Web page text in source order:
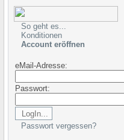
So geht es...
Konditionen
Account eröffnen
eMail-Adresse:
Passwort:
Passwort vergessen?